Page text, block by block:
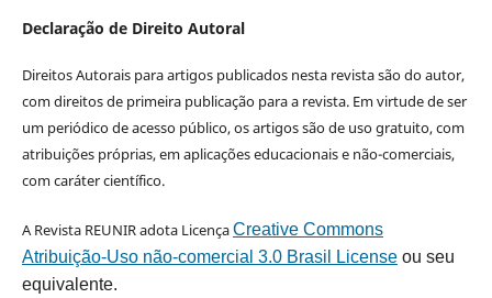
Declaração de Direito Autoral
Direitos Autorais para artigos publicados nesta revista são do autor,
com direitos de primeira publicação para a revista. Em virtude de ser
um periódico de acesso público, os artigos são de uso gratuito, com
atribuições próprias, em aplicações educacionais e não-comerciais,
com caráter científico.
A Revista REUNIR adota LicençaCreative Commons
Atribuição-Uso não-comercial 3.0 Brasil Licenseou seu
equivalente.